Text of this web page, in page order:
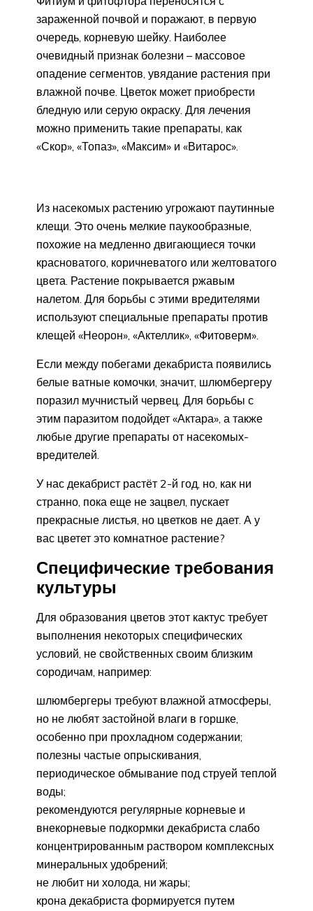
зараженной почвой и поражают, в первую
очередь, корневую шейку. Наиболее
очевидный признак болезни – массовое
опадение сегментов, увядание растения при
влажной почве. Цветок может приобрести
бледную или серую окраску. Для лечения
можно применить такие препараты, как
«Скор», «Топаз», «Максим» и «Витарос».
Из насекомых растению угрожают паутинные
клещи. Это очень мелкие паукообразные,
похожие на медленно двигающиеся точки
красноватого, коричневатого или желтоватого
цвета. Растение покрывается ржавым
налетом. Для борьбы с этими вредителями
используют специальные препараты против
клещей «Неорон», «Актеллик», «Фитоверм».
Если между побегами декабриста появились
белые ватные комочки, значит, шлюмбергеру
поразил мучнистый червец. Для борьбы с
этим паразитом подойдет «Актара», а также
любые другие препараты от насекомых-
вредителей.
У нас декабрист растёт 2-й год, но, как ни
странно, пока еще не зацвел, пускает
прекрасные листья, но цветков не дает. А у
вас цветет это комнатное растение?
Специфические требования
культуры
Для образования цветов этот кактус требует
выполнения некоторых специфических
условий, не свойственных своим близким
сородичам, например:
шлюмбергеры требуют влажной атмосферы,
но не любят застойной влаги в горшке,
особенно при прохладном содержании;
полезны частые опрыскивания,
периодическое обмывание под струей теплой
воды;
рекомендуются регулярные корневые и
внекорневые подкормки декабриста слабо
концентрированным раствором комплексных
минеральных удобрений;
не любит ни холода, ни жары;
крона декабриста формируется путем